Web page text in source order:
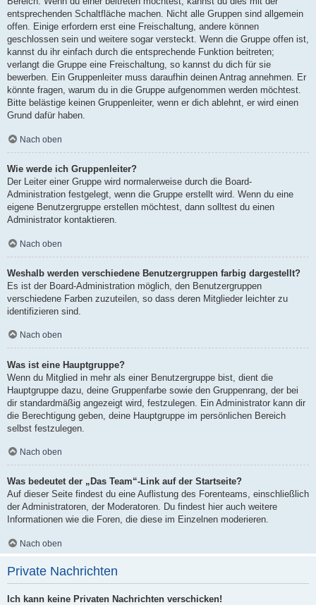
entsprechenden Schaltfläche machen. Nicht alle Gruppen sind allgemein
offen. Einige erfordern erst eine Freischaltung, andere können
geschlossen sein und weitere sogar versteckt. Wenn die Gruppe offen ist,
kannst du ihr einfach durch die entsprechende Funktion beitreten;
verlangt die Gruppe eine Freischaltung, so kannst du dich für sie
bewerben. Ein Gruppenleiter muss daraufhin deinen Antrag annehmen. Er
könnte fragen, warum du in die Gruppe aufgenommen werden möchtest.
Bitte belästige keinen Gruppenleiter, wenn er dich ablehnt, er wird einen
Grund dafür haben.
Nach oben
Wie werde ich Gruppenleiter?
Der Leiter einer Gruppe wird normalerweise durch die Board-
Administration festgelegt, wenn die Gruppe erstellt wird. Wenn du eine
eigene Benutzergruppe erstellen möchtest, dann solltest du einen
Administrator kontaktieren.
Nach oben
Weshalb werden verschiedene Benutzergruppen farbig dargestellt?
Es ist der Board-Administration möglich, den Benutzergruppen
verschiedene Farben zuzuteilen, so dass deren Mitglieder leichter zu
identifizieren sind.
Nach oben
Was ist eine Hauptgruppe?
Wenn du Mitglied in mehr als einer Benutzergruppe bist, dient die
Hauptgruppe dazu, deine Gruppenfarbe sowie den Gruppenrang, der bei
dir standardmäßig angezeigt wird, festzulegen. Ein Administrator kann dir
die Berechtigung geben, deine Hauptgruppe im persönlichen Bereich
selbst festzulegen.
Nach oben
Was bedeutet der „Das Team“-Link auf der Startseite?
Auf dieser Seite findest du eine Auflistung des Forenteams, einschließlich
der Administratoren, der Moderatoren. Du findest hier auch weitere
Informationen wie die Foren, die diese im Einzelnen moderieren.
Nach oben
Private Nachrichten
Ich kann keine Privaten Nachrichten verschicken!